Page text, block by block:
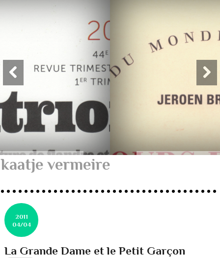
kaatje vermeire
2011
04/04
La Grande Dame et le Petit Garçon